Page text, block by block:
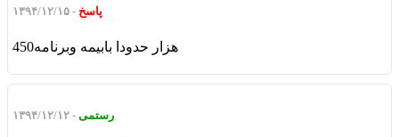
پاسخ - ۱۳۹۴/۱۲/۱۵
450هزار حدودا بابیمه وبرنامه
رستمی - ۱۳۹۴/۱۲/۱۲